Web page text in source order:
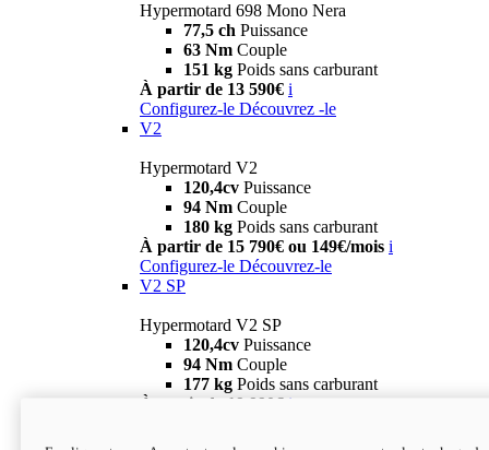
Hypermotard 698 Mono Nera
77,5 ch Puissance
63 Nm Couple
151 kg Poids sans carburant
À partir de 13 590€ i
Configurez-le Découvrez -le
V2
Hypermotard V2
120,4cv Puissance
94 Nm Couple
180 kg Poids sans carburant
À partir de 15 790€ ou 149€/mois i
Configurez-le Découvrez-le
V2 SP
Hypermotard V2 SP
120,4cv Puissance
94 Nm Couple
177 kg Poids sans carburant
À partir de 19 990€ i
new
V2 SP 100